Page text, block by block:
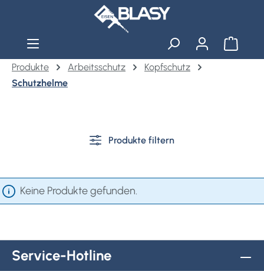
Zum Hauptinhalt springen
Produkte
Arbeitsschutz
Kopfschutz
Schutzhelme
Produkte filtern
Keine Produkte gefunden.
Service-Hotline